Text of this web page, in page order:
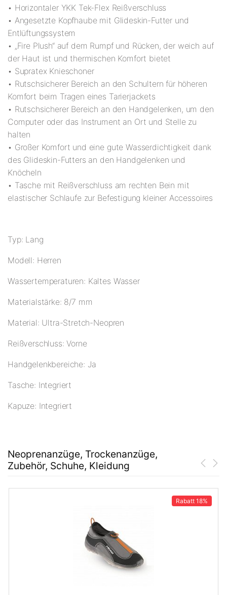
• Horizontaler YKK Tek-Flex Reißverschluss
• Angesetzte Kopfhaube mit Glideskin-Futter und
Entlüftungssystem
• „Fire Plush“ auf dem Rumpf und Rücken, der weich auf
der Haut ist und thermischen Komfort bietet
• Supratex Knieschoner
• Rutschsicherer Bereich an den Schultern für höheren
Komfort beim Tragen eines Tarierjackets
• Rutschsicherer Bereich an den Handgelenken, um den
Computer oder das Instrument an Ort und Stelle zu
halten
• Großer Komfort und eine gute Wasserdichtigkeit dank
des Glideskin-Futters an den Handgelenken und
Knöcheln
• Tasche mit Reißverschluss am rechten Bein mit
elastischer Schlaufe zur Befestigung kleiner Accessoires
Typ: Lang
Modell: Herren
Wassertemperaturen: Kaltes Wasser
Materialstärke: 8/7 mm
Material: Ultra-Stretch-Neopren
Reißverschluss: Vorne
Handgelenkbereiche: Ja
Tasche: Integriert
Kapuze: Integriert
Neoprenanzüge, Trockenanzüge,
Zubehör, Schuhe, Kleidung
Rabatt 18%